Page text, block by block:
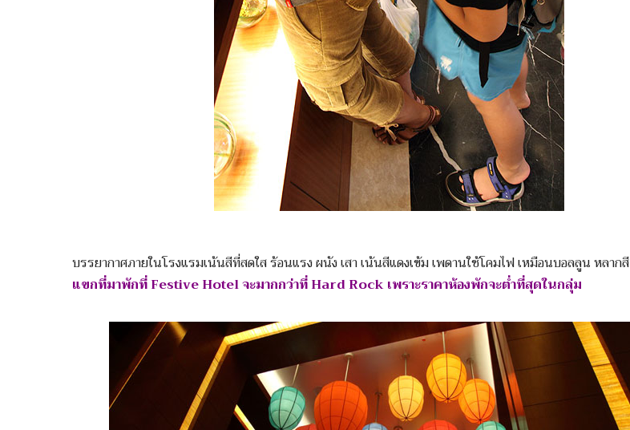
บรรยากาศภายในโรงแรมเน้นสีที่สดใส ร้อนแรง ผนัง เสา เน้นสีแดงเข้ม เพดานใช้โคมไฟ เหมือนบอลลูน หลากสี
แขกที่มาพักที่ Festive Hotel จะมากกว่าที่ Hard Rock เพราะราคาห้องพักจะต่ำที่สุดในกลุ่ม